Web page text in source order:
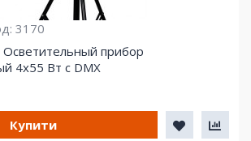
3170
Осветительный прибор
4х55 Вт с DMX
Купити